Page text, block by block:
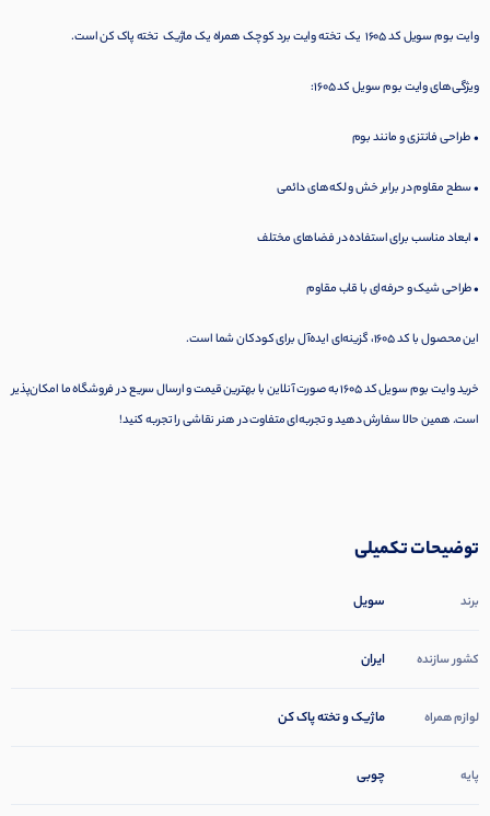
وایت بوم سویل کد 1605 یک تخته وایت برد کوچک همراه یک ماژیک تخته پاک کن است.
ویژگی‌های وایت بوم سویل کد 1605:
• طراحی فانتزی و مانند بوم
• سطح مقاوم در برابر خش و لکه‌های دائمی
• ابعاد مناسب برای استفاده در فضاهای مختلف
• طراحی شیک و حرفه‌ای با قاب مقاوم
این محصول با کد 1605، گزینه‌ای ایده‌آل برای کودکان شما است.
خرید وایت بوم سویل کد 1605 به صورت آنلاین با بهترین قیمت و ارسال سریع در فروشگاه ما امکان‌پذیر
است. همین حالا سفارش دهید و تجربه‌ای متفاوت در هنر نقاشی را تجربه کنید!
توضیحات تکمیلی
برند سویل
کشور سازنده ایران
لوازم همراه ماژیک و تخته پاک کن
پایه چوبی